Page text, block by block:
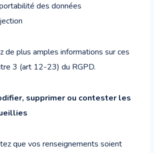
des données
de plus amples informations sur ces
3 (art 12-23) du RGPD.
supprimer ou contester les
que vos renseignements soient